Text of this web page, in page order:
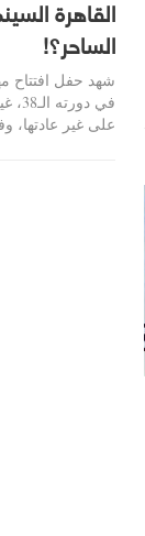
القاهرة
الساحر؟!
شهد حفل افتتاح
في
على غير